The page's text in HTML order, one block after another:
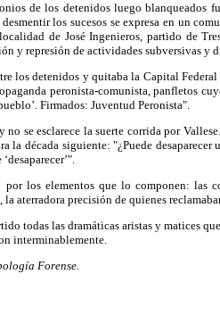
de los detenidos luego
los sucesos se expresa en un
de José Ingenieros, partido de
y represión de actividades subversivas y
los detenidos y quitaba la Capital
peronista-comunista, panfletos
Firmados: Juventud Peronista".
se esclarece la suerte corrida por
la década siguiente: "¿Puede
por los elementos que lo componen:
aterradora precisión de quienes
todas las dramáticas aristas y matices
interminablemente.
Forense.